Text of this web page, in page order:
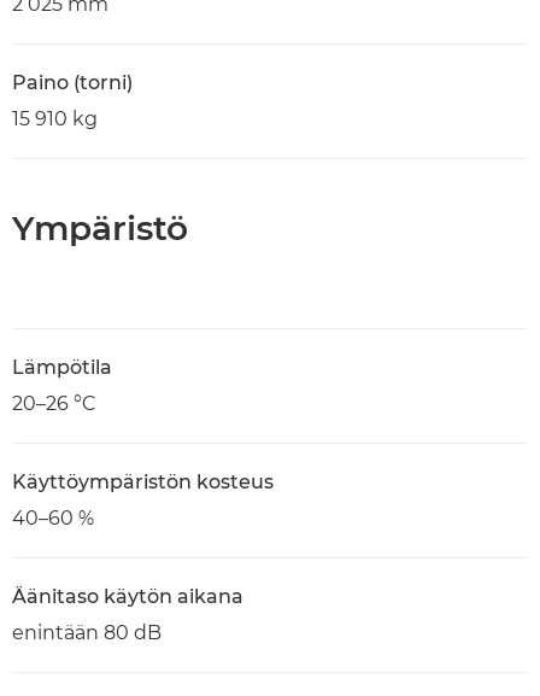
Paino (torni)
15 910 kg
Ympäristö
Lämpötila
20–26 °C
Käyttöympäristön kosteus
40–60 %
Äänitaso käytön aikana
enintään 80 dB